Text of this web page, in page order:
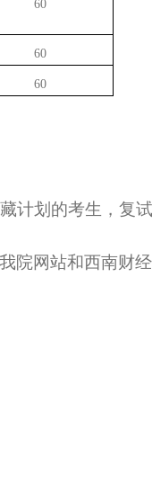
60
60
60
计划的考生，复
院网站和西南财